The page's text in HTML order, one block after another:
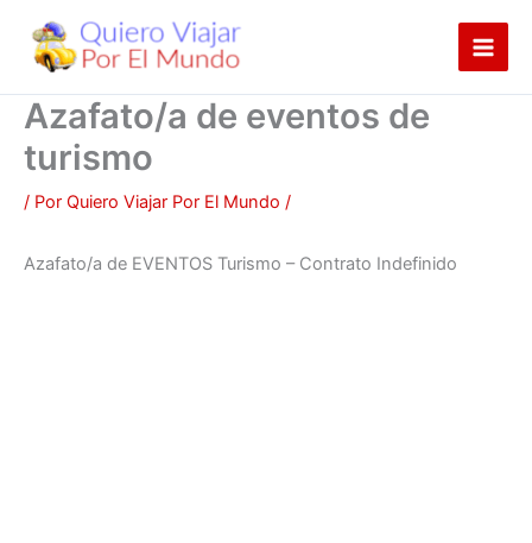
contenido
Azafato/a de eventos de
turismo
/ Por Quiero Viajar Por El Mundo /
Azafato/a de EVENTOS Turismo – Contrato Indefinido